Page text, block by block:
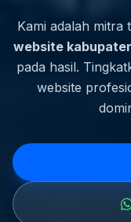
Kami adalah
website
pada hasil.
website